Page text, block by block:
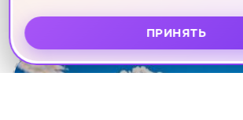
Другие направления
ПРИНЯТЬ